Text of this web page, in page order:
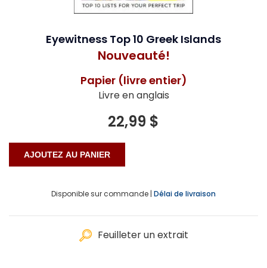
Eyewitness Top 10 Greek Islands
Nouveauté!
Papier (livre entier)
Livre en anglais
22,99 $
Disponible sur commande | Délai de livraison
Feuilleter un extrait